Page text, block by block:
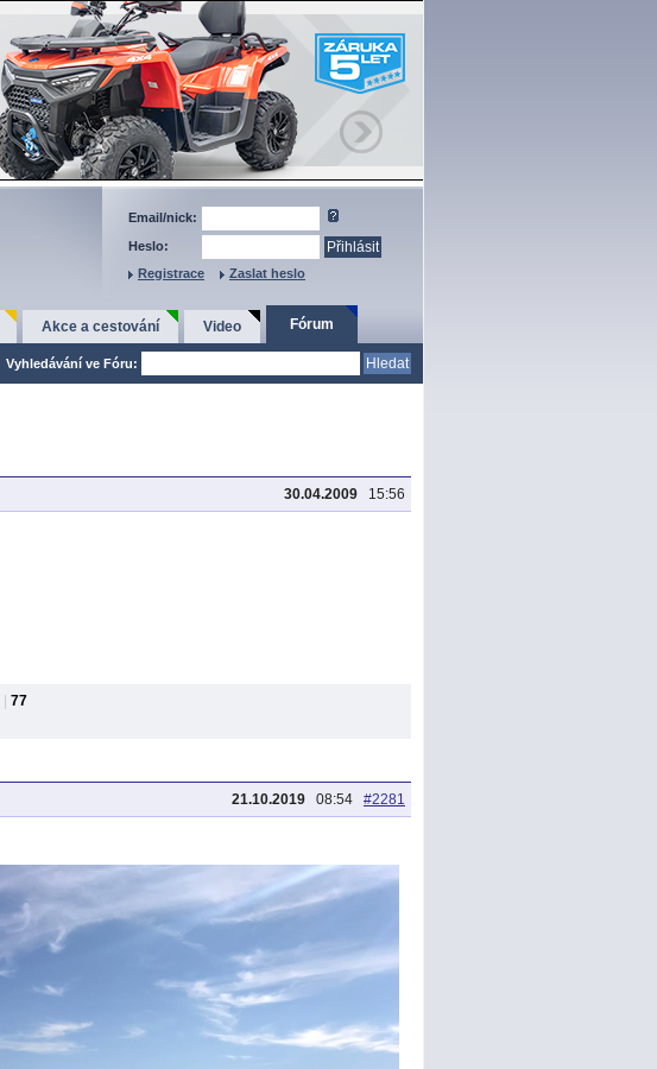
Email/nick:
Heslo:
Registrace
Zaslat heslo
Akce a cestování Video Fórum
Vyhledávání ve Fóru:
30.04.2009 15:56
77
21.10.2019 08:54 #2281